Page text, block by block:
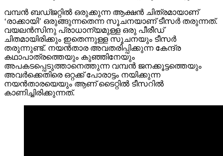
വമ്പൻ ബഡ്ജറ്റിൽ ഒരുക്കുന്ന ആക്ഷൻ ചിത്രമായാണ്
‘രാക്കായി’ ഒരുങ്ങുന്നതെന്ന സൂചനയാണ് ടീസർ തരുന്നത്.
വയലൻസിനു പ്രാധാന്യമുള്ള ഒരു പീരീഡ്
ചിതമായിരിക്കും ഇതെന്നുള്ള സൂചനയും ടീസർ
തരുന്നുണ്ട്. നയൻ‌താര അവതരിപ്പിക്കുന്ന കേന്ദ്ര
കഥാപാത്രത്തെയും കുഞ്ഞിനേയും
അപകടപ്പെടുത്താനെത്തുന്ന വമ്പൻ ജനക്കൂട്ടത്തെയും
അവർക്കെതിരെ ഒറ്റക്ക് പോരാട്ടം നയിക്കുന്ന
നയൻതാരയെയും ആണ് ടൈറ്റിൽ ടീസറിൽ
കാണിച്ചിരിക്കുന്നത്.